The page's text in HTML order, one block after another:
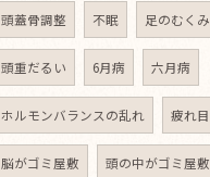
頭蓋骨調整 不眠 足のむくみ
頭重だるい 6月病 六月病
ホルモンバランスの乱れ 疲れ目
脳がゴミ屋敷 頭の中がゴミ屋敷